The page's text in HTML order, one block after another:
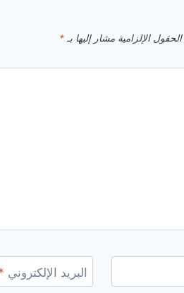
الحقول الإلزامية مشار إليها بـ *
البريد الإلكتروني